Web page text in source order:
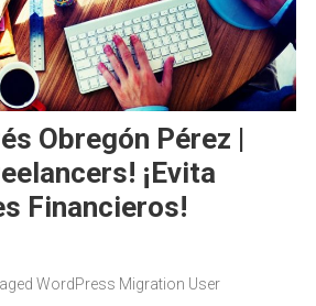
Obregón Pérez |
¡Evita
Financieros!
WordPress Migration User